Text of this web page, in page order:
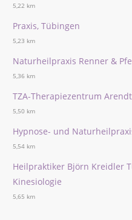
5,22 km
Praxis, Tübingen
5,23 km
Naturheilpraxis Renner &
5,36 km
TZA-Therapiezentrum
5,50 km
Hypnose- und
5,54 km
Heilpraktiker Björn Kreidler
Kinesiologie
5,65 km